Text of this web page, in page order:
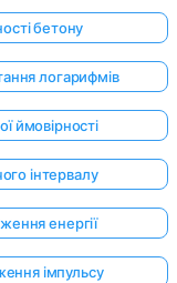
бетону
логарифмів
ймовірності
інтервалу
енергії
імпульсу